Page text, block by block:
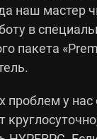
наш мастер
в
пакета
у нас